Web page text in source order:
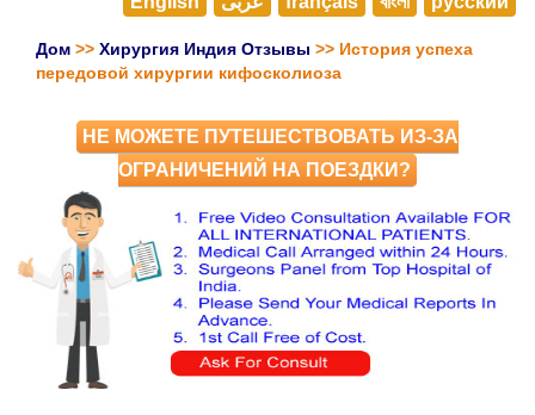
Дом >> Хирургия Индия Отзывы >> История успеха
передовой хирургии кифосколиоза
НЕ МОЖЕТЕ ПУТЕШЕСТВОВАТЬ ИЗ-ЗА
ОГРАНИЧЕНИЙ НА ПОЕЗДКИ?